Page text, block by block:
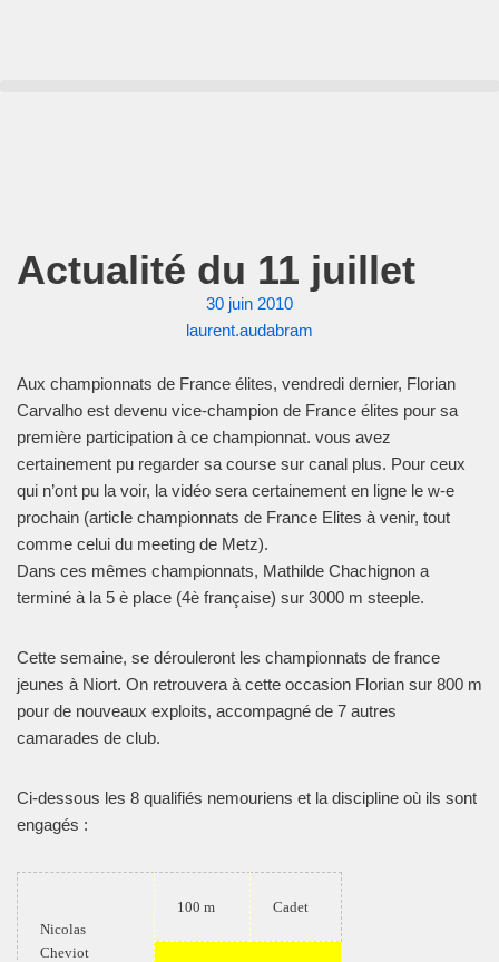
Actualité du 11 juillet
30 juin 2010
laurent.audabram
Aux championnats de France élites, vendredi dernier, Florian
Carvalho est devenu vice-champion de France élites pour sa
première participation à ce championnat. vous avez
certainement pu regarder sa course sur canal plus. Pour ceux
qui n’ont pu la voir, la vidéo sera certainement en ligne le w-e
prochain (article championnats de France Elites à venir, tout
comme celui du meeting de Metz).
Dans ces mêmes championnats, Mathilde Chachignon a
terminé à la 5 è place (4è française) sur 3000 m steeple.
Cette semaine, se dérouleront les championnats de france
jeunes à Niort. On retrouvera à cette occasion Florian sur 800 m
pour de nouveaux exploits, accompagné de 7 autres
camarades de club.
Ci-dessous les 8 qualifiés nemouriens et la discipline où ils sont
engagés :
Nicolas
Cheviot
100 m Cadet